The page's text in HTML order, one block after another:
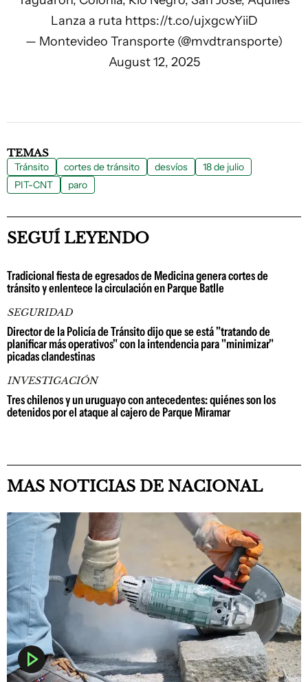
Lanza a ruta https://t.co/ujxgcwYiiD
— Montevideo Transporte (@mvdtransporte)
August 12, 2025
TEMAS
Tránsito cortes de tránsito desvíos
18 de julio
PIT-CNT
paro
SEGUÍ LEYENDO
Tradicional fiesta de egresados de Medicina genera cortes de
tránsito y enlentece la circulación en Parque Batlle
SEGURIDAD
Director de la Policía de Tránsito dijo que se está "tratando de
planificar más operativos" con la intendencia para "minimizar"
picadas clandestinas
INVESTIGACIÓN
Tres chilenos y un uruguayo con antecedentes: quiénes son los
detenidos por el ataque al cajero de Parque Miramar
MAS NOTICIAS DE NACIONAL